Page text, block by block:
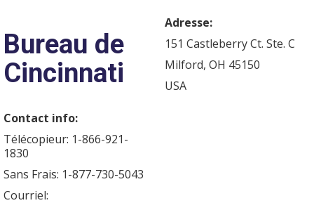
Bureau de
Cincinnati
Adresse:
151 Castleberry Ct. Ste. C
Milford, OH 45150
USA
Contact info:
Télécopieur: 1-866-921-
1830
Sans Frais: 1-877-730-5043
Courriel: